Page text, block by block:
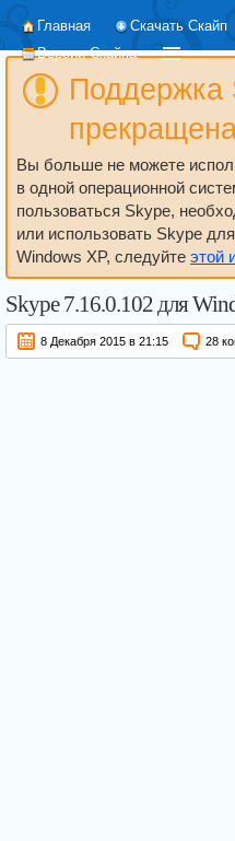
Главная Скачать Скайп
Версии Скайпа
Поддержка
Вы больше не можете
в одной операционной
пользоваться Skype,
или использовать Skype
Windows XP, следуйте этой
Skype 7.16.0.102для
8 Декабря 2015 в 21:15 28